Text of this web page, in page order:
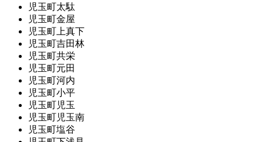
児玉町太駄
児玉町金屋
児玉町上真下
児玉町吉田林
児玉町共栄
児玉町元田
児玉町河内
児玉町小平
児玉町児玉
児玉町児玉南
児玉町塩谷